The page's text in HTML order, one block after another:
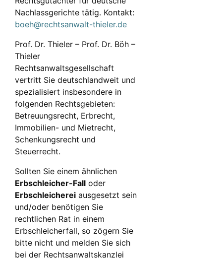
Nachlassgerichte tätig. Kontakt:
boeh@rechtsanwalt-thieler.de
Prof. Dr. Thieler – Prof. Dr. Böh –
Thieler
Rechtsanwaltsgesellschaft
vertritt Sie deutschlandweit und
spezialisiert insbesondere in
folgenden Rechtsgebieten:
Betreuungsrecht, Erbrecht,
Immobilien- und Mietrecht,
Schenkungsrecht und
Steuerrecht.
Sollten Sie einem ähnlichen
Erbschleicher-Fall oder
Erbschleicherei ausgesetzt sein
und/oder benötigen Sie
rechtlichen Rat in einem
Erbschleicherfall, so zögern Sie
bitte nicht und melden Sie sich
bei der Rechtsanwaltskanzlei